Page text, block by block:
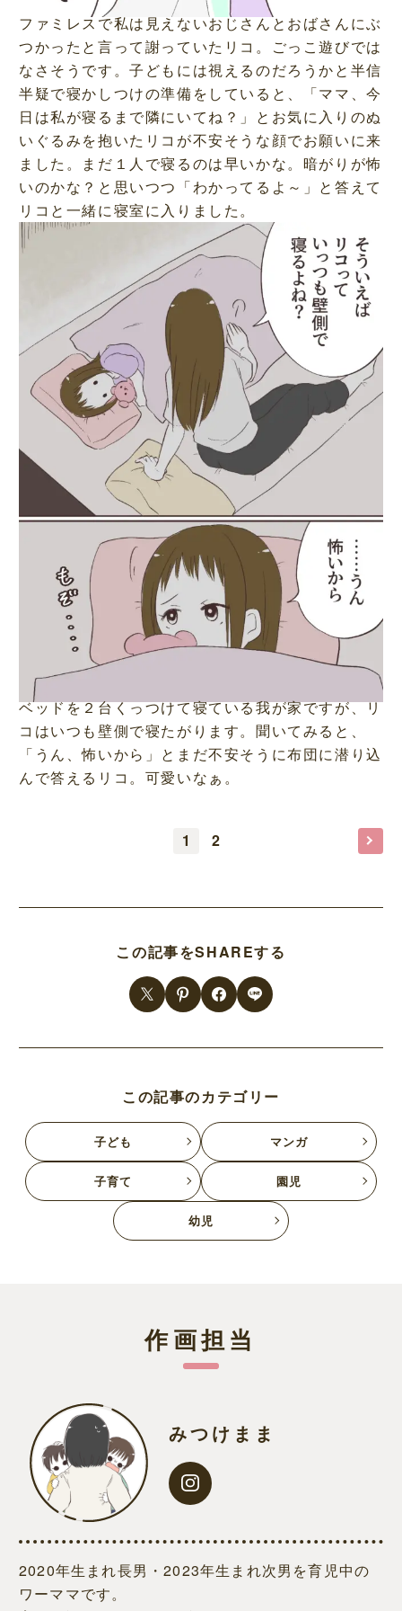
ファミレスで私は見えないおじさんとおばさんにぶ
つかったと言って謝っていたリコ。ごっこ遊びでは
なさそうです。子どもには視えるのだろうかと半信
半疑で寝かしつけの準備をしていると、「ママ、今
日は私が寝るまで隣にいてね？」とお気に入りのぬ
いぐるみを抱いたリコが不安そうな顔でお願いに来
ました。まだ１人で寝るのは早いかな。暗がりが怖
いのかな？と思いつつ「わかってるよ～」と答えて
リコと一緒に寝室に入りました。
ベッドを２台くっつけて寝ている我が家ですが、リ
コはいつも壁側で寝たがります。聞いてみると、
「うん、怖いから」とまだ不安そうに布団に潜り込
んで答えるリコ。可愛いなぁ。
1 2
この記事をSHAREする
この記事のカテゴリー
子ども マンガ
子育て 園児
幼児
作画担当
みつけまま
2020年生まれ長男・2023年生まれ次男を育児中の
ワーママです。